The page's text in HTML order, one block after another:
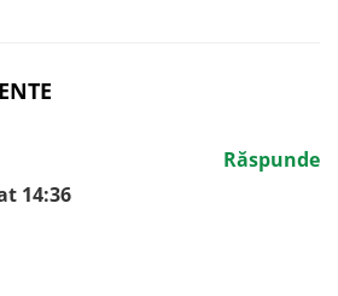
14:36
Răspunde